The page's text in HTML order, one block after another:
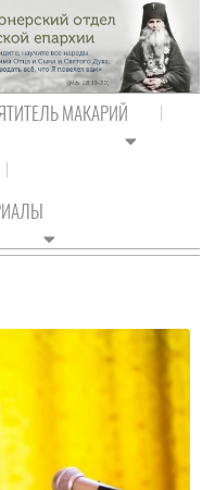
МАКАРИЙ